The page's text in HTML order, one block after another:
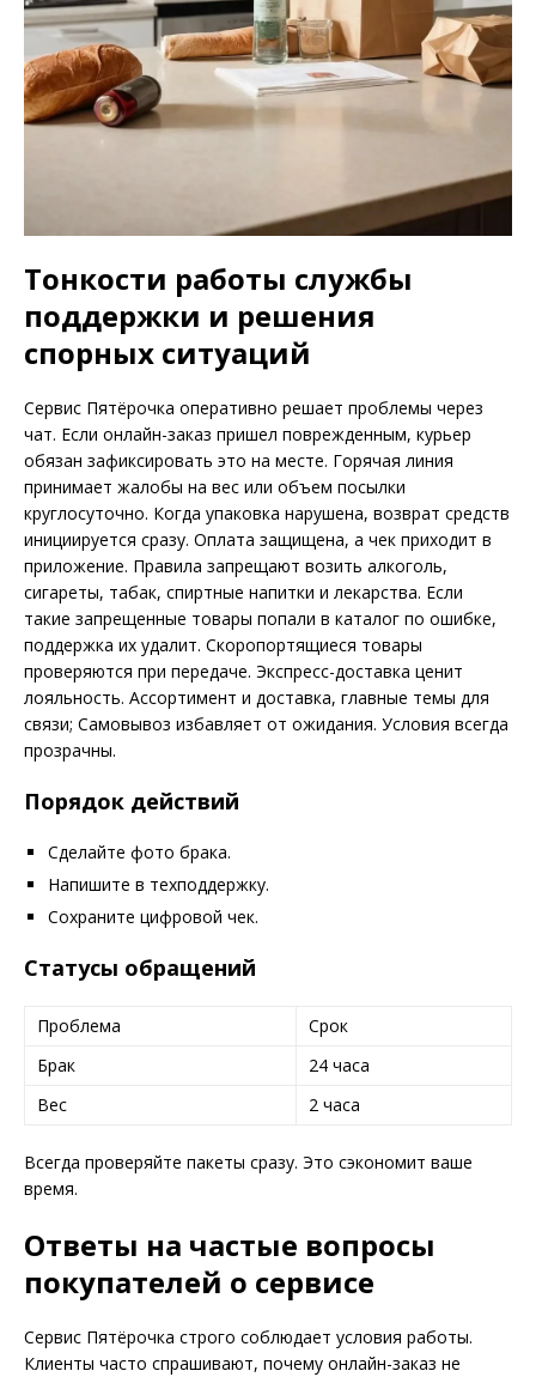
Тонкости работы службы
поддержки и решения
спорных ситуаций
Сервис Пятёрочка оперативно решает проблемы через
чат. Если онлайн-заказ пришел поврежденным, курьер
обязан зафиксировать это на месте. Горячая линия
принимает жалобы на вес или объем посылки
круглосуточно. Когда упаковка нарушена, возврат средств
инициируется сразу. Оплата защищена, а чек приходит в
приложение. Правила запрещают возить алкоголь,
сигареты, табак, спиртные напитки и лекарства. Если
такие запрещенные товары попали в каталог по ошибке,
поддержка их удалит. Скоропортящиеся товары
проверяются при передаче. Экспресс-доставка ценит
лояльность. Ассортимент и доставка, главные темы для
связи; Самовывоз избавляет от ожидания. Условия всегда
прозрачны.
Порядок действий
Сделайте фото брака.
Напишите в техподдержку.
Сохраните цифровой чек.
Статусы обращений
Проблема
Срок
Брак
24 часа
Вес
2 часа
Всегда проверяйте пакеты сразу. Это сэкономит ваше
время.
Ответы на частые вопросы
покупателей о сервисе
Сервис Пятёрочка строго соблюдает условия работы.
Клиенты часто спрашивают, почему онлайн-заказ не